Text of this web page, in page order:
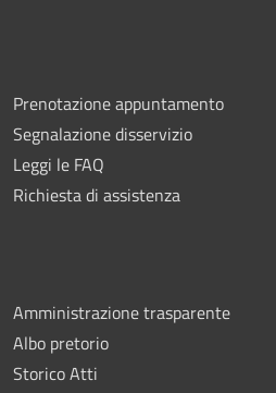
Prenotazione appuntamento
Segnalazione disservizio
Leggi le FAQ
Richiesta di assistenza
Amministrazione trasparente
Albo pretorio
Storico Atti